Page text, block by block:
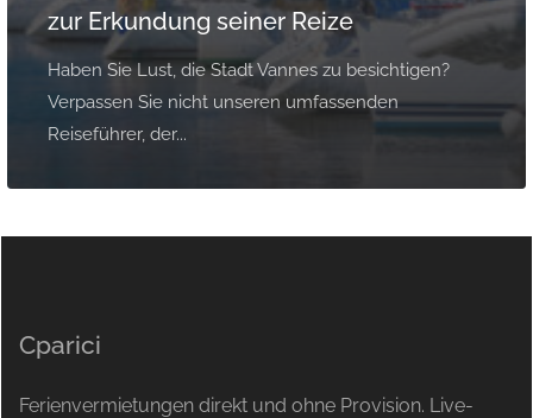
zur Erkundung seiner Reize
Haben Sie Lust, die Stadt Vannes zu besichtigen?
Verpassen Sie nicht unseren umfassenden
Reiseführer, der...
Cparici
Ferienvermietungen direkt und ohne Provision. Live-